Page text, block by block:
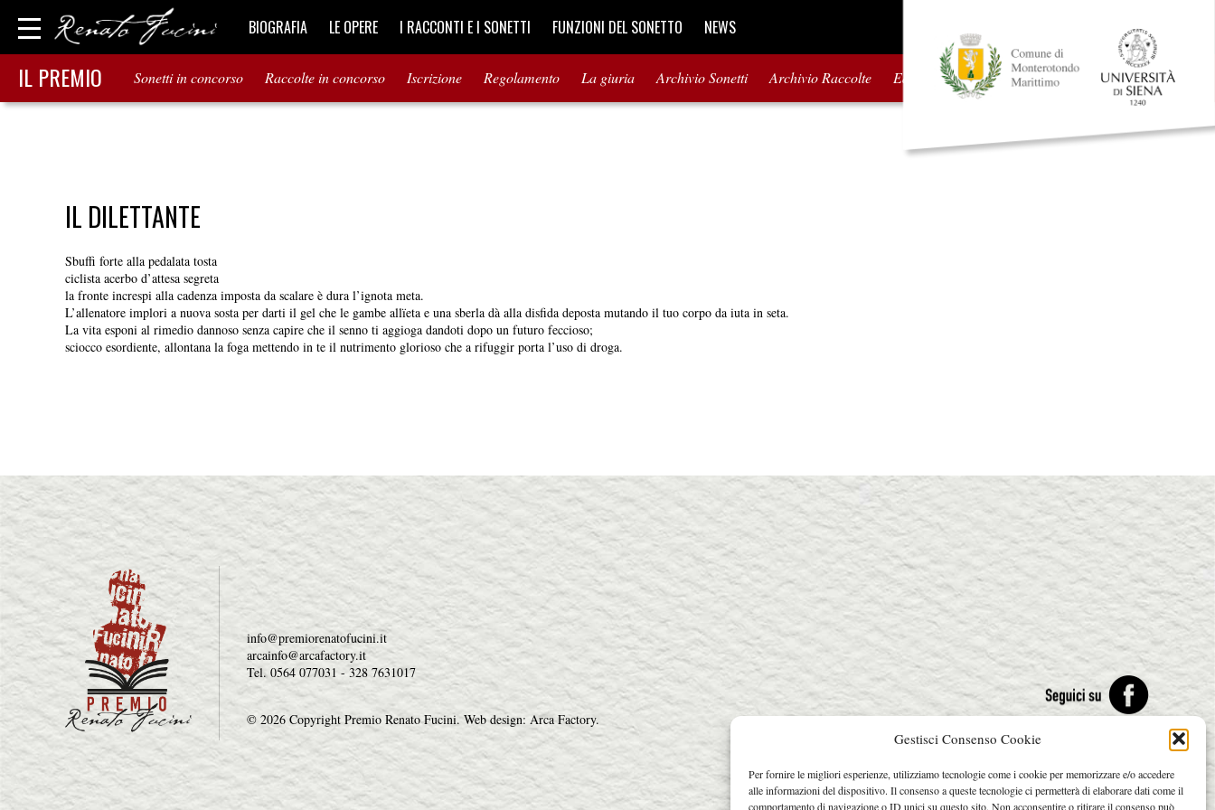
Gestisci Consenso Cookie
Per fornire le migliori esperienze, utilizziamo tecnologie come i cookie per memorizzare e/o accedere
alle informazioni del dispositivo. Il consenso a queste tecnologie ci permetterà di elaborare dati come il
comportamento di navigazione o ID unici su questo sito. Non acconsentire o ritirare il consenso può
BIOGRAFIA LE OPERE I RACCONTI E I SONETTI FUNZIONI DEL SONETTO NEWS
IL PREMIO Sonetti in concorso Raccolte in concorso Iscrizione Regolamento La giuria Archivio Sonetti Archivio Raccolte Edizioni precedenti
IL DILETTANTE
Sbuffi forte alla pedalata tosta
ciclista acerbo d’attesa segreta
la fronte increspi alla cadenza imposta da scalare è dura l’ignota meta.
L’allenatore implori a nuova sosta per darti il gel che le gambe allïeta e una sberla dà alla disfida deposta mutando il tuo corpo da iuta in seta.
La vita esponi al rimedio dannoso senza capire che il senno ti aggioga dandoti dopo un futuro feccioso;
sciocco esordiente, allontana la foga mettendo in te il nutrimento glorioso che a rifuggir porta l’uso di droga.
info@premiorenatofucini.it
arcainfo@arcafactory.it
Tel. 0564 077031 - 328 7631017
© 2026 Copyright Premio Renato Fucini.Web design: Arca Factory.